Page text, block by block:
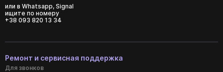
или в Whatsapp, Signal
ищите по номеру
+38 093 820 13 34
Ремонт и сервисная поддержка
Для звонков